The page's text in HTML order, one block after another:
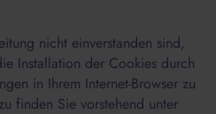
nicht einverstanden sind,
Installation der Cookies durch
in Ihrem Internet-Browser zu
finden Sie vorstehend unter